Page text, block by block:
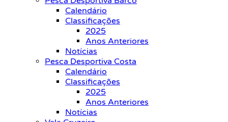
Calendário
Classificações
2025
Anos Anteriores
Notícias
Pesca Desportiva Costa
Calendário
Classificações
2025
Anos Anteriores
Notícias